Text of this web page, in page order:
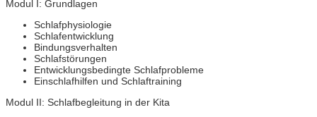
Modul I: Grundlagen
Schlafphysiologie
Schlafentwicklung
Bindungsverhalten
Schlafstörungen
Entwicklungsbedingte Schlafprobleme
Einschlafhilfen und Schlaftraining
Modul II: Schlafbegleitung in der Kita